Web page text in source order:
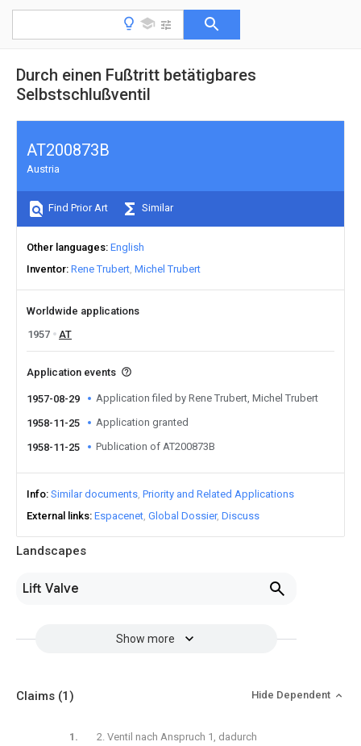
Durch einen Fußtritt betätigbares
Selbstschlußventil
Landscapes
Lift Valve
Show more
AT200873B
Austria
Find Prior Art Similar
Other languages English
Inventor Rene Trubert Michel Trubert
Worldwide applications
1957
AT
Application events
1957-08-29 Application filed by Rene Trubert, Michel Trubert
1958-11-25 Application granted
1958-11-25 Publication of AT200873B
Info Similar documents Priority and Related Applications
External links Espacenet Global Dossier Discuss
Claims (1) Hide Dependent
2. Ventil nach Anspruch 1, dadurch